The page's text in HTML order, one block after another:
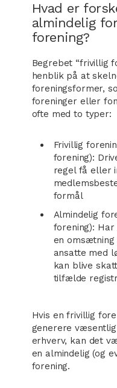
Hvad er
almindelig
forening?
Begrebet “frivillig
henblik på at
foreningsformer,
foreninger eller
ofte med to typer:
Frivillig
forening):
regel få eller
formål
Almindelig
forening):
en
ansatte med
kan blive
tilfælde
Hvis en frivillig
generere
erhverv, kan det
en almindelig (og
forening.